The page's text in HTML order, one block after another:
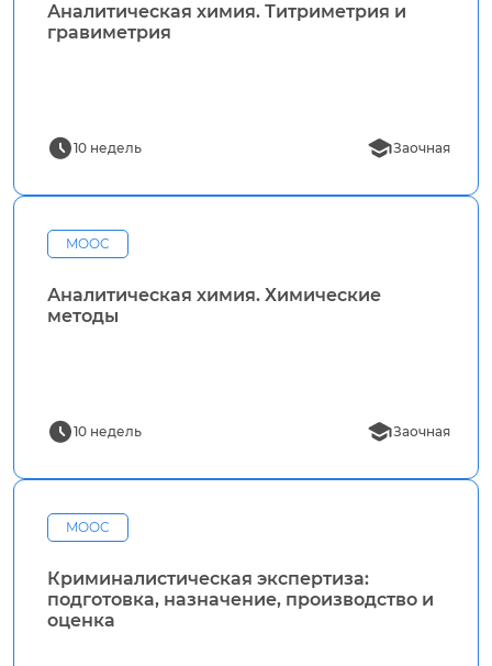
Аналитическая химия. Титриметрия и
гравиметрия
10 недель Заочная
MOOC
Аналитическая химия. Химические
методы
10 недель Заочная
MOOC
Криминалистическая экспертиза:
подготовка, назначение, производство и
оценка